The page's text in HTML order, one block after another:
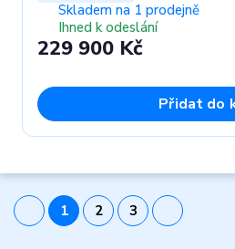
Skladem na 1 prodejně
Ihned k odeslání
229 900 Kč
Přidat do
1 2 3